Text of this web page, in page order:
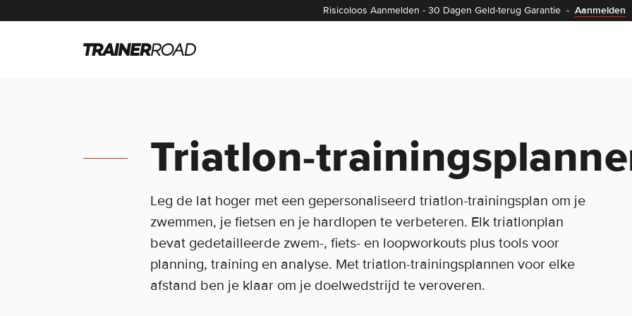
Risicoloos Aanmelden - 30 Dagen Geld-terug Garantie - Aanmelden
Triatlon-
Leg de lat hoger met een gepersonaliseerd triatlon-trainingsplan om je
zwemmen, je fietsen en je hardlopen te verbeteren. Elk triatlonplan
bevat gedetailleerde zwem-, fiets- en loopworkouts plus tools voor
planning, training en analyse. Met triatlon-trainingsplannen voor elke
afstand ben je klaar om je doelwedstrijd te veroveren.